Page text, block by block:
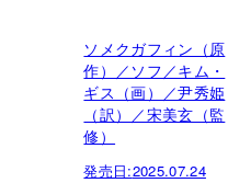
ソメクガフィン（原
作）／ソフ／キム・
ギス（画）／尹秀姫
（訳）／宋美玄（監
修）
発売日:2025.07.24